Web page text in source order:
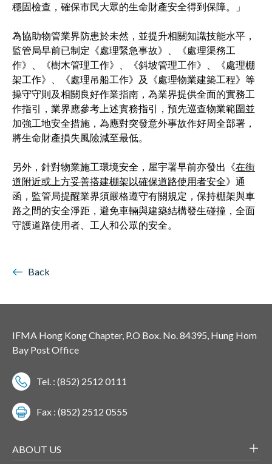
穩固檢查，確保市民大眾的生命財產安全得到保障。」
為協助物管業界防患於未然，並提升相關知識技能水平，
監管局早前已制定《處理緊急事故》、《處理渠務工
作》、《樹木管理工作》、《斜坡管理工作》、《處理棚
架工作》、《處理吊船工作》及《處理物業建築工程》等
操守守則及相關良好作業指南，為業界提供全面的實務工
作指引，業界應參考上述實務指引，預先巡查物業範圍並
加強工地安全措施，為應對突發意外事故作好周全部署，
將生命財產損失風險減至最低。
另外，針對物業施工環境安全，屋宇署早前亦發出《在街
道附近或上方妥善搭建棚架以確保道路使用者安全》通
函，監管局提醒業界須嚴格遵守有關規定，保持棚架與車
路之間的安全淨距，避免車輛與建築結構發生碰撞，全面
守護道路使用者、工人和公眾的安全。
Back
IFMA Hong Kong Chapter, P.O Box. No. 84395, Hung Hom
Bay Post Office
Tel. : (852) 2512 0111
Fax : (852) 2512 0555
ABOUT US